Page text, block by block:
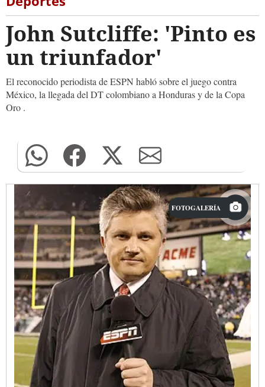
John Sutcliffe: 'Pinto es
un triunfador'
El reconocido periodista de ESPN habló sobre el juego contra
México, la llegada del DT colombiano a Honduras y de la Copa
Oro .
FOTOGALERÍA